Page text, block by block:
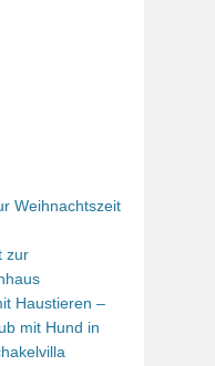
Weihnachtszeit
zur
Haustieren –
mit Hund in